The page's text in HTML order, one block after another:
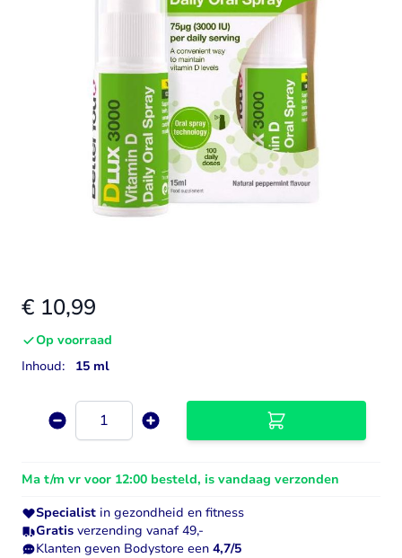
€ 10,99
Op voorraad
Inhoud:
15 ml
Aantal
Ma t/m vr voor 12:00 besteld, is vandaag verzonden
Specialist in gezondheid en fitness
Gratis verzending vanaf 49,-
Klanten geven Bodystore een 4,7/5